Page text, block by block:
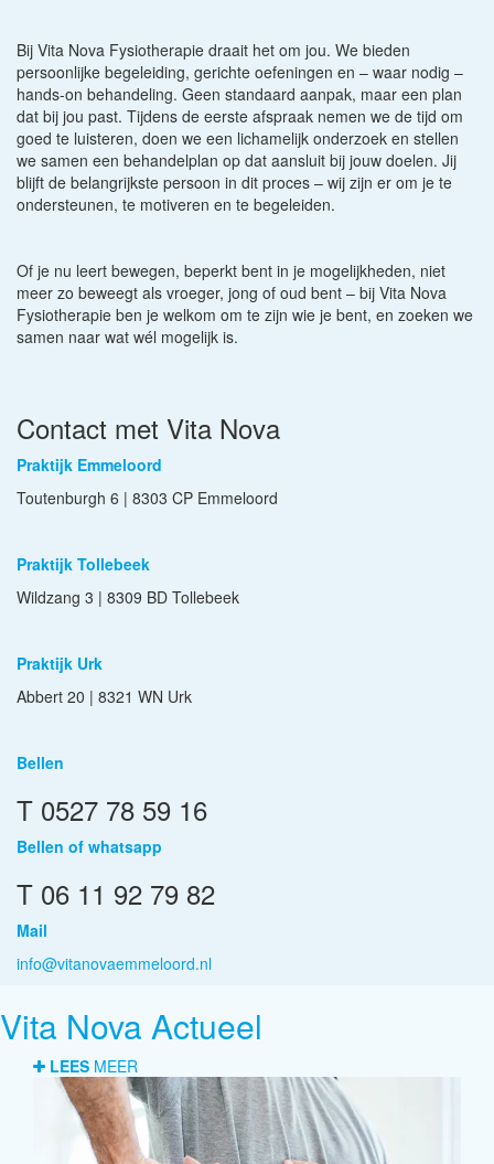
Bij Vita Nova Fysiotherapie draait het om jou. We bieden
persoonlijke begeleiding, gerichte oefeningen en – waar nodig –
hands-on behandeling. Geen standaard aanpak, maar een plan
dat bij jou past. Tijdens de eerste afspraak nemen we de tijd om
goed te luisteren, doen we een lichamelijk onderzoek en stellen
we samen een behandelplan op dat aansluit bij jouw doelen. Jij
blijft de belangrijkste persoon in dit proces – wij zijn er om je te
ondersteunen, te motiveren en te begeleiden.
Of je nu leert bewegen, beperkt bent in je mogelijkheden, niet
meer zo beweegt als vroeger, jong of oud bent – bij Vita Nova
Fysiotherapie ben je welkom om te zijn wie je bent, en zoeken we
samen naar wat wél mogelijk is.
Contact met Vita Nova
Praktijk Emmeloord
Toutenburgh 6 | 8303 CP Emmeloord
Praktijk Tollebeek
Wildzang 3 | 8309 BD Tollebeek
Praktijk Urk
Abbert 20 | 8321 WN Urk
Bellen
T 0527 78 59 16
Bellen of whatsapp
T 06 11 92 79 82
Mail
info@vitanovaemmeloord.nl
Vita Nova Actueel
LEES MEER